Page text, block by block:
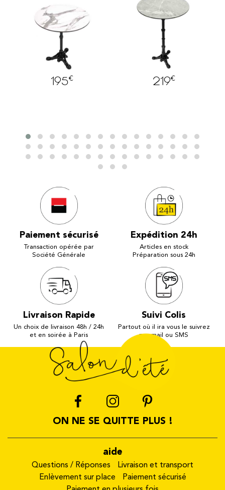
195€ 219€
Paiement sécurisé
Transaction opérée par
Société Générale
Expédition 24h
Articles en stock
Préparation sous 24h
Livraison Rapide
Un choix de livraison 48h / 24h
et en soirée à Paris
Suivi Colis
Partout où il ira vous le suivrez
par mail ou SMS
ON NE SE QUITTE PLUS !
aide
Questions / Réponses
Livraison et transport
Enlèvement sur place
Paiement sécurisé